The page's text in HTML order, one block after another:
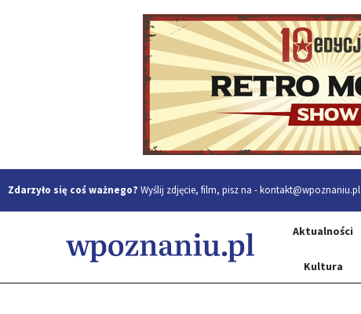
Zdarzyło się coś ważnego? Wyślij zdjęcie, film, pisz na -kontakt@wpoznaniu.pl
Aktualności
Kultura